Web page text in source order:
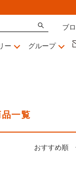
ブ
ー グループ
一覧
おすすめ順